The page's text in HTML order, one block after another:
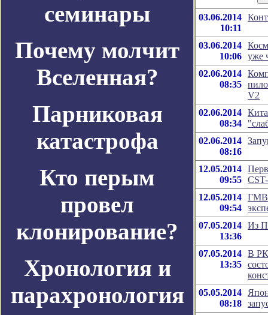
семинары
Почему молчит
Вселенная?
Парниковая
катастрофа
Кто перым
провел
клонирование?
Хронология и
парахронология
03.06.2014
10:11
03.06.2014
10:06 уже
02.06.2014
08:35
V2
02.06.2014
08:34
02.06.2014
08:16
12.05.2014
09:55
12.05.2014
09:54
07.05.2014
13:36
Из
07.05.2014
13:35
В
05.05.2014
08:18